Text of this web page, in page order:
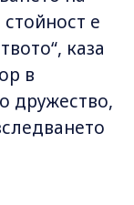
е
каза
в
дружество,